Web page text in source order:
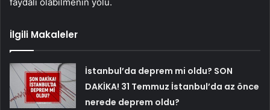
İlgili Makaleler
İstanbul’da deprem mi oldu? SON
DAKİKA! 31 Temmuz İstanbul’da az önce
nerede deprem oldu?